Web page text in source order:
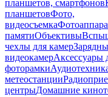
планшетов, смартфонов
планшетовФото,
видеосъемка
памятиОбъективы
чехлы для камер
видеокамерАксессуары
фоторамки
метеостанции
центрыДомашние